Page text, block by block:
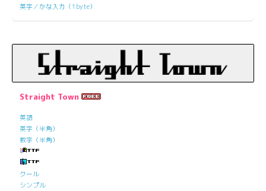
英字／かな入力（1byte）
Straight Town
英語
英字（半角）
数字（半角）
クール
シンプル